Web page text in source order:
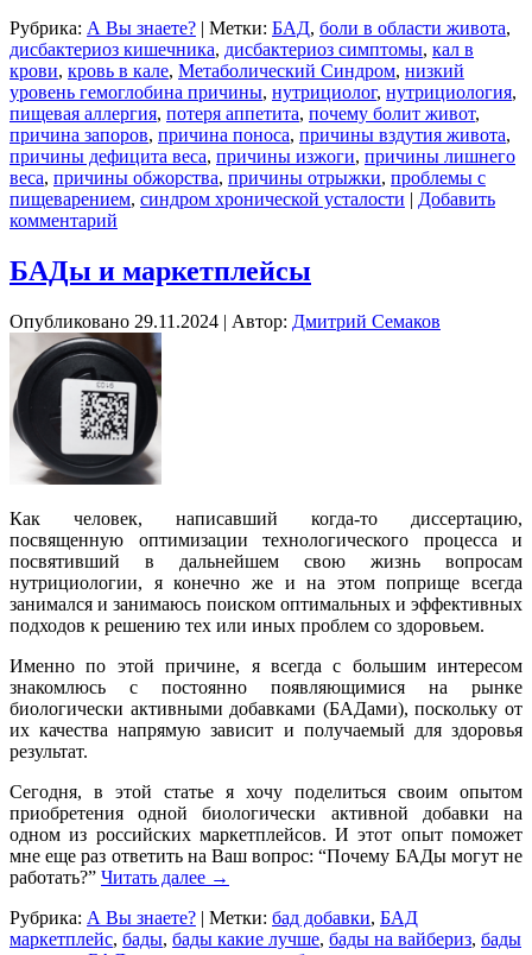
Рубрика: А Вы знаете? | Метки: БАД, боли в области живота,
дисбактериоз кишечника, дисбактериоз симптомы, кал в
крови, кровь в кале, Метаболический Синдром, низкий
уровень гемоглобина причины, нутрициолог, нутрициология,
пищевая аллергия, потеря аппетита, почему болит живот,
причина запоров, причина поноса, причины вздутия живота,
причины дефицита веса, причины изжоги, причины лишнего
веса, причины обжорства, причины отрыжки, проблемы с
пищеварением, синдром хронической усталости | Добавить
комментарий
БАДы и маркетплейсы
Опубликовано 29.11.2024 | Автор: Дмитрий Семаков
Как человек, написавший когда-то диссертацию,
посвященную оптимизации технологического процесса и
посвятивший в дальнейшем свою жизнь вопросам
нутрициологии, я конечно же и на этом поприще всегда
занимался и занимаюсь поиском оптимальных и эффективных
подходов к решению тех или иных проблем со здоровьем.
Именно по этой причине, я всегда с большим интересом
знакомлюсь с постоянно появляющимися на рынке
биологически активными добавками (БАДами), поскольку от
их качества напрямую зависит и получаемый для здоровья
результат.
Сегодня, в этой статье я хочу поделиться своим опытом
приобретения одной биологически активной добавки на
одном из российских маркетплейсов. И этот опыт поможет
мне еще раз ответить на Ваш вопрос: “Почему БАДы могут не
работать?” Читать далее →
Рубрика: А Вы знаете? | Метки: бад добавки, БАД
маркетплейс, бады, бады какие лучше, бады на вайбериз, бады